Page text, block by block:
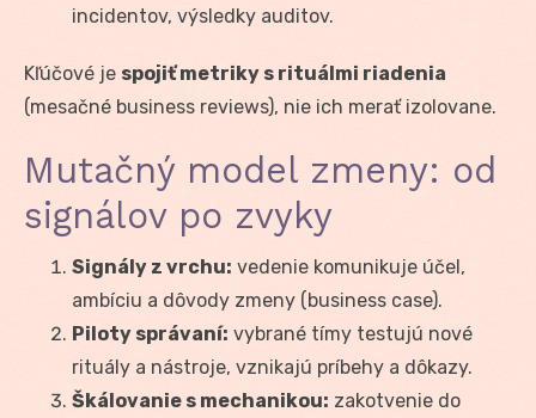
incidentov, výsledky auditov.
Kľúčové je spojiť metriky s rituálmi riadenia
(mesačné business reviews), nie ich merať izolovane.
Mutačný model zmeny: od
signálov po zvyky
Signály z vrchu: vedenie komunikuje účel,
ambíciu a dôvody zmeny (business case).
Piloty správaní: vybrané tímy testujú nové
rituály a nástroje, vznikajú príbehy a dôkazy.
Škálovanie s mechanikou: zakotvenie do